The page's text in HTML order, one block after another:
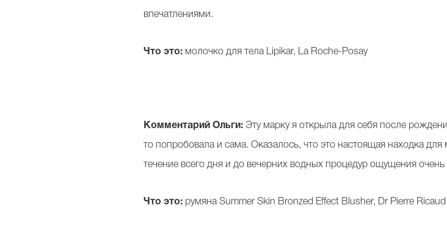
впечатлениями.
Что это: молочко для тела Lipikar, La Roche-Posay
Комментарий Ольги: Эту марку я открыла для себя после
то попробовала и сама. Оказалось, что это настоящая находка
течение всего дня и до вечерних водных процедур ощущения
Что это: румяна Summer Skin Bronzed Effect Blusher, Dr Pierre Ricaud